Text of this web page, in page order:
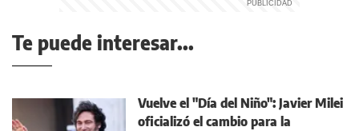
Te puede interesar...
Vuelve el "Día del Niño": Javier Milei
oficializó el cambio para la